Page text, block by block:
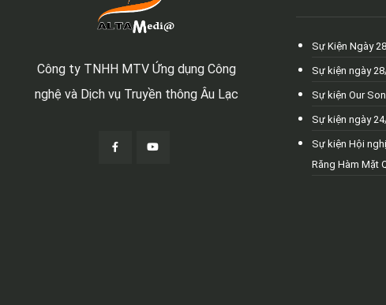
Công ty TNHH MTV Ứng dụng Công
nghệ và Dịch vụ Truyền thông Âu Lạc
Sự Kiện Ngày
Sự kiện ngày
Sự kiện Our
Sự kiện ngày
Sự kiện Hội
Răng Hàm Mặt